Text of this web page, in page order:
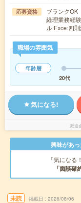
応募資格
ブランクOK
経理業務経
ル:Exce:四
職場の雰囲気
年齢層
20代
気になる!
派遣
興味があ
「気にな
「面談確
未読 掲載日 2026/08/06